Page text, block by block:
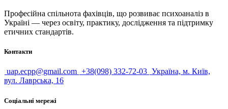
Професійна спільнота фахівців, що розвиває психоаналіз в
Україні — через освіту, практику, дослідження та підтримку
етичних стандартів.
Контакти
uap.ecpp@gmail.com +38(098) 332-72-03 Україна, м. Київ,
вул. Лаврська, 16
Соціальні мережі